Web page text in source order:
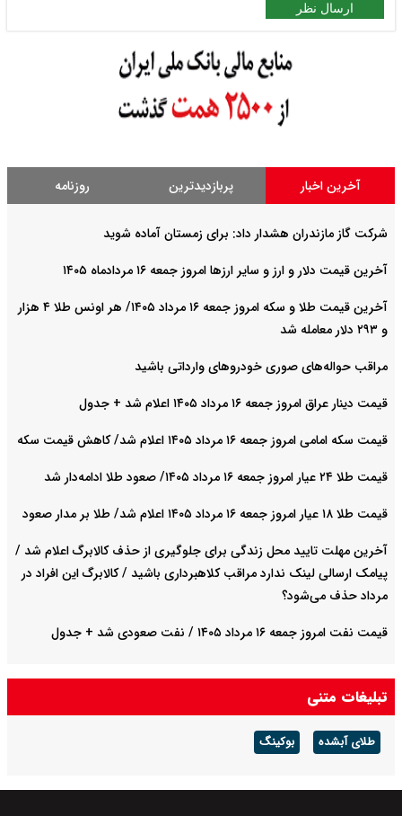
ارسال نظر
آخرین اخبار پربازدیدترین روزنامه
شرکت گاز مازندران هشدار داد: برای زمستان آماده شوید
آخرین قیمت دلار و ارز و سایر ارزها امروز جمعه ۱۶ مردادماه ۱۴۰۵
آخرین قیمت طلا و سکه امروز جمعه ۱۶ مرداد ۱۴۰۵/ هر اونس طلا ۴ هزار
و ٢٩٣ دلار معامله شد
مراقب حواله‌های صوری خودروهای وارداتی باشید
قیمت دینار عراق امروز جمعه ۱۶ مرداد ۱۴۰۵ اعلام شد + جدول
قیمت سکه امامی امروز جمعه ۱۶ مرداد ۱۴۰۵ اعلام شد/ کاهش قیمت سکه
قیمت طلا ۲۴ عیار امروز جمعه ۱۶ مرداد ۱۴۰۵/ صعود طلا ادامه‌دار شد
قیمت طلا ۱۸ عیار امروز جمعه ۱۶ مرداد ۱۴۰۵ اعلام شد/ طلا بر مدار صعود
آخرین مهلت تایید محل زندگی برای جلوگیری از حذف کالابرگ اعلام شد /
پیامک ارسالی لینک ندارد مراقب کلاهبرداری باشید / کالابرگ این افراد در
مرداد حذف می‌شود؟
قیمت نفت امروز جمعه ۱۶ مرداد ۱۴۰۵ / نفت صعودی شد + جدول
تبلیغات متنی
طلای آبشده بوکینگ